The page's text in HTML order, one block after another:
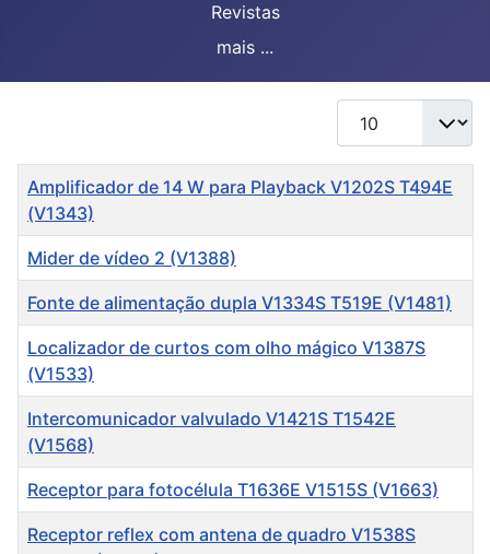
Revistas
mais ...
Mostrar #
Título
Amplificador de 14 W para Playback V1202S T494E
(V1343)
Mider de vídeo 2 (V1388)
Fonte de alimentação dupla V1334S T519E (V1481)
Localizador de curtos com olho mágico V1387S
(V1533)
Intercomunicador valvulado V1421S T1542E
(V1568)
Receptor para fotocélula T1636E V1515S (V1663)
Receptor reflex com antena de quadro V1538S